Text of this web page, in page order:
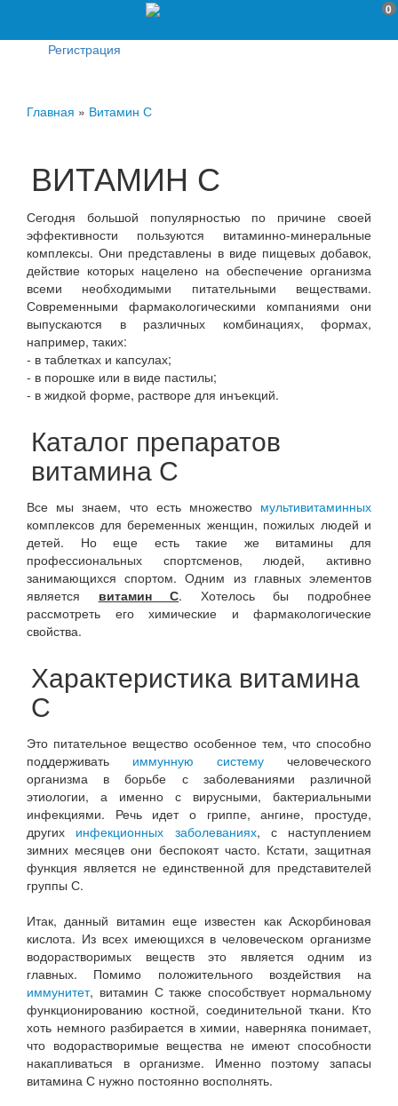
0
Регистрация
Главная » Витамин С
ВИТАМИН С
Сегодня большой популярностью по причине своей
эффективности пользуются витаминно-минеральные
комплексы. Они представлены в виде пищевых добавок,
действие которых нацелено на обеспечение организма
всеми необходимыми питательными веществами.
Современными фармакологическими компаниями они
выпускаются в различных комбинациях, формах,
например, таких:
- в таблетках и капсулах;
- в порошке или в виде пастилы;
- в жидкой форме, растворе для инъекций.
Каталог препаратов
витамина С
Все мы знаем, что есть множество мультивитаминных
комплексов для беременных женщин, пожилых людей и
детей. Но еще есть такие же витамины для
профессиональных спортсменов, людей, активно
занимающихся спортом. Одним из главных элементов
является витамин С. Хотелось бы подробнее
рассмотреть его химические и фармакологические
свойства.
Характеристика витамина
С
Это питательное вещество особенное тем, что способно
поддерживать иммунную систему человеческого
организма в борьбе с заболеваниями различной
этиологии, а именно с вирусными, бактериальными
инфекциями. Речь идет о гриппе, ангине, простуде,
других инфекционных заболеваниях, с наступлением
зимних месяцев они беспокоят часто. Кстати, защитная
функция является не единственной для представителей
группы С.
Итак, данный витамин еще известен как Аскорбиновая
кислота. Из всех имеющихся в человеческом организме
водорастворимых веществ это является одним из
главных. Помимо положительного воздействия на
иммунитет, витамин С также способствует нормальному
функционированию костной, соединительной ткани. Кто
хоть немного разбирается в химии, наверняка понимает,
что водорастворимые вещества не имеют способности
накапливаться в организме. Именно поэтому запасы
витамина С нужно постоянно восполнять.